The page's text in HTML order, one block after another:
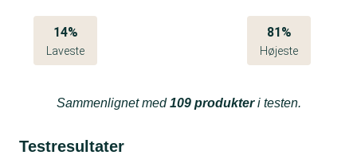
14%
Laveste
81%
Højeste
Sammenlignet med109 produkteri testen.
Testresultater